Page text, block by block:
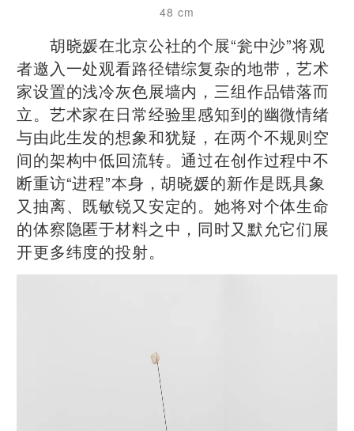
48 cm
胡晓媛在北京公社的个展“瓮中沙”将观
者邀入一处观看路径错综复杂的地带，艺术
家设置的浅冷灰色展墙内，三组作品错落而
立。艺术家在日常经验里感知到的幽微情绪
与由此生发的想象和犹疑，在两个不规则空
间的架构中低回流转。通过在创作过程中不
断重访“进程”本身，胡晓媛的新作是既具象
又抽离、既敏锐又安定的。她将对个体生命
的体察隐匿于材料之中，同时又默允它们展
开更多纬度的投射。